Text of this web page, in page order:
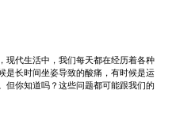
现代生活中，我们每天都在经历着各种
是长时间坐姿导致的酸痛，有时候是运
但你知道吗？这些问题都可能跟我们的